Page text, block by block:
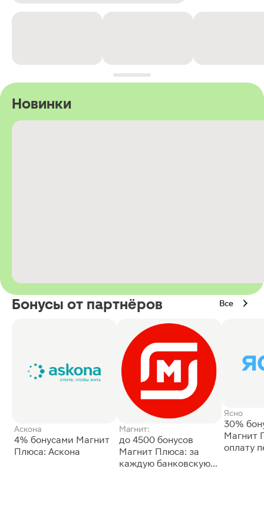
Новинки
Бонусы от партнёров Все
Аскона
4% бонусами Магнит
Плюса: Аскона
Магнит:
до 4500 бонусов
Магнит Плюса: за
каждую банковскую
Ясно
30%
Магнит
оплату